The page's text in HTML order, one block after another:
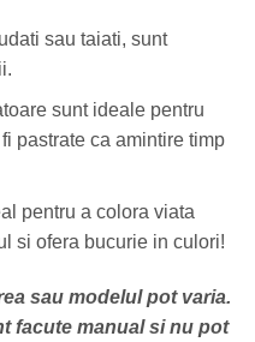
sau taiati, sunt
sunt ideale pentru
pastrate ca amintire timp
pentru a colora viata
si ofera bucurie in culori!
sau modelul pot varia.
facute manual si nu pot